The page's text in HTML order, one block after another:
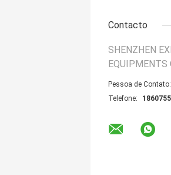
Contacto
SHENZHEN
EQUIPMENTS
Pessoa de Contato:
Telefone: